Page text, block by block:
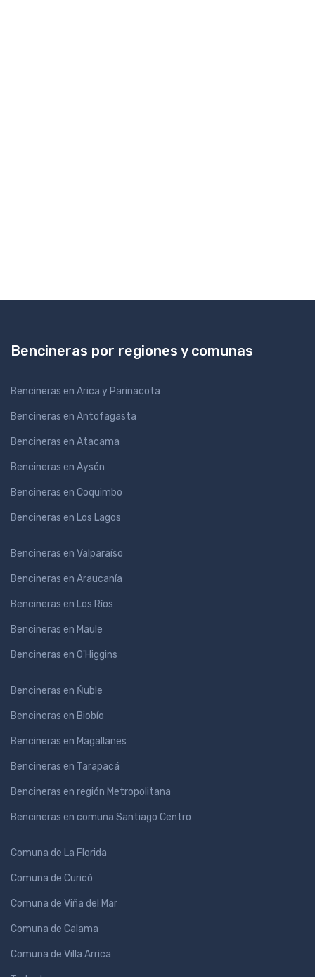
Bencineras por regiones y comunas
Bencineras en Arica y Parinacota
Bencineras en Antofagasta
Bencineras en Atacama
Bencineras en Aysén
Bencineras en Coquimbo
Bencineras en Los Lagos
Bencineras en Valparaíso
Bencineras en Araucanía
Bencineras en Los Ríos
Bencineras en Maule
Bencineras en O'Higgins
Bencineras en Ńuble
Bencineras en Biobío
Bencineras en Magallanes
Bencineras en Tarapacá
Bencineras en región Metropolitana
Bencineras en comuna Santiago Centro
Comuna de La Florida
Comuna de Curicó
Comuna de Viña del Mar
Comuna de Calama
Comuna de Villa Arrica